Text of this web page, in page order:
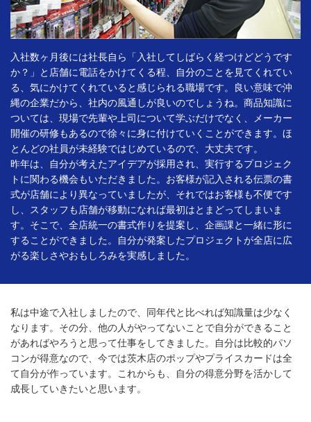
入社数ヶ月後には社長自ら「入社してしばらく経つけどどうです
か？」と店舗に電話をかけてくる程、自分のことを見てくれてい
る、気にかけてくれていると感じられる職場です。良い意味で沖
縄の企業だから、社内の風通しが良いのでしょうね。商品知識に
ついては、現場で先輩や上司について学ぶだけでなく、メーカー
開催の研修もあるので徐々に身に付けていくことができます。ほ
とんどの社員が未経験ではじめているので、大丈夫です。
昨年は、自分が考えたアイデアが採用され、実行するプロジェク
トに関わる機会もいただきました。お客様が記入される伝票の書
式が店舗により異なっていましたが、それではお客様も不便です
し、スタッフも店舗が移動になれば最初はとまどってしまいま
す。そこで、全店統一の書式作りを提案し、企画課と一緒に形に
することができました。自分が発案したプロジェクトが全店に広
がる楽しさやおもしろみを実感しました。
私は中途で入社しましたので、同年代と比べれば知識量は少なく
なります。その分、他の人がやってないことで自分ができること
があればやろうと思って仕事をしてきました。自分は比較的パソ
コンが得意なので、今では茨木店のポップやプライスカードは全
て自分が作っています。これからも、自分の得意分野を活かして
成長していきたいと思います。